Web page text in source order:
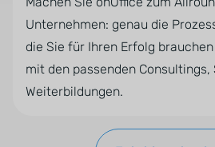
Unternehmen: genau die
die Sie für Ihren Erfolg
mit den passenden Consultings,
Weiterbildungen.